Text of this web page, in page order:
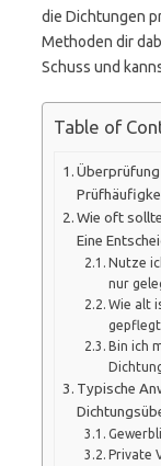
die Dichtungen
Methoden dir
Schuss und
Table of
Überprüfung
Wie oft
Eine
Nutze
nur
Wie alt
Bin ich
Typische
Private